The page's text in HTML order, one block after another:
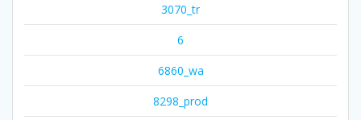
3070_tr
6
6860_wa
8298_prod